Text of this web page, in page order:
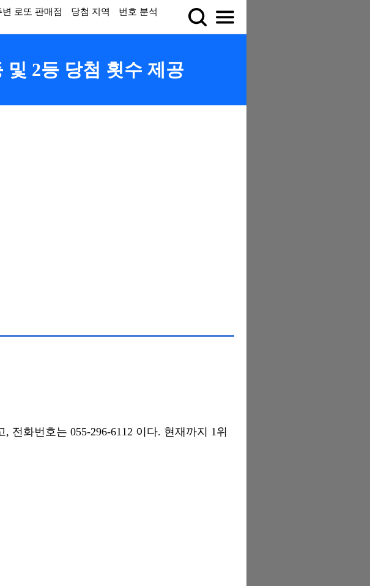
변 로또 판매점 당첨 지역
번호 분석
2등 당첨 횟수 제공
전화번호는 055-296-6112 이다. 현재까지 1위